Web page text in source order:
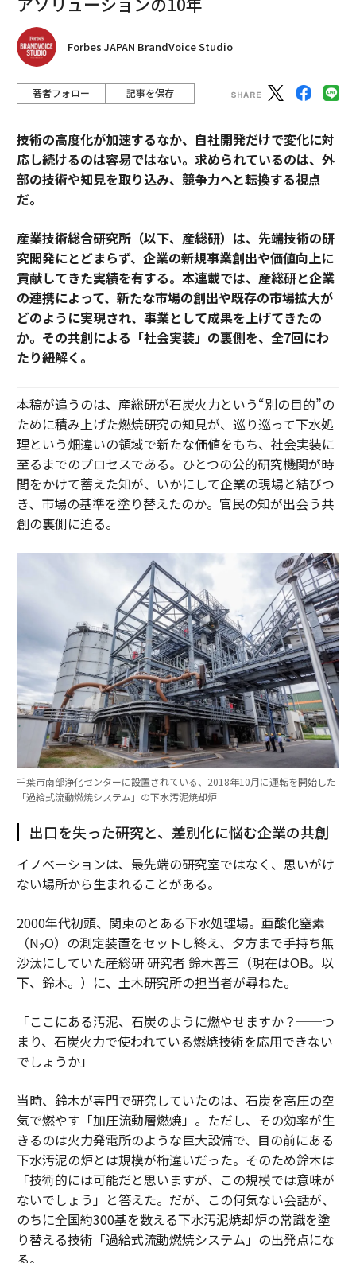
Forbes JAPAN BrandVoice Studio
著者フォロー 記事を保存
技術の高度化が加速するなか、自社開発だけで変化に対
応し続けるのは容易ではない。求められているのは、外
部の技術や知見を取り込み、競争力へと転換する視点
だ。
産業技術総合研究所（以下、産総研）は、先端技術の研
究開発にとどまらず、企業の新規事業創出や価値向上に
貢献してきた実績を有する。本連載では、産総研と企業
の連携によって、新たな市場の創出や既存の市場拡大が
どのように実現され、事業として成果を上げてきたの
か。その共創による「社会実装」の裏側を、全7回にわ
たり紐解く。
本稿が追うのは、産総研が石炭火力という“別の目的”の
ために積み上げた燃焼研究の知見が、巡り巡って下水処
理という畑違いの領域で新たな価値をもち、社会実装に
至るまでのプロセスである。ひとつの公的研究機関が時
間をかけて蓄えた知が、いかにして企業の現場と結びつ
き、市場の基準を塗り替えたのか。官民の知が出会う共
創の裏側に迫る。
千葉市南部浄化センターに設置されている、2018年10月に運転を開始した
「過給式流動燃焼システム」の下水汚泥焼却炉
出口を失った研究と、差別化に悩む企業の共創
イノベーションは、最先端の研究室ではなく、思いがけ
ない場所から生まれることがある。
2000年代初頭、関東のとある下水処理場。亜酸化窒素
（N2O）の測定装置をセットし終え、夕方まで手持ち無
沙汰にしていた産総研 研究者 鈴木善三（現在はOB。以
下、鈴木。）に、土木研究所の担当者が尋ねた。
「ここにある汚泥、石炭のように燃やせますか？──つ
まり、石炭火力で使われている燃焼技術を応用できない
でしょうか」
当時、鈴木が専門で研究していたのは、石炭を高圧の空
気で燃やす「加圧流動層燃焼」。ただし、その効率が生
きるのは火力発電所のような巨大設備で、目の前にある
下水汚泥の炉とは規模が桁違いだった。そのため鈴木は
「技術的には可能だと思いますが、この規模では意味が
ないでしょう」と答えた。だが、この何気ない会話が、
のちに全国約300基を数える下水汚泥焼却炉の常識を塗
り替える技術「過給式流動燃焼システム」の出発点にな